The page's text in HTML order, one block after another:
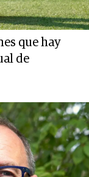
que hay
de